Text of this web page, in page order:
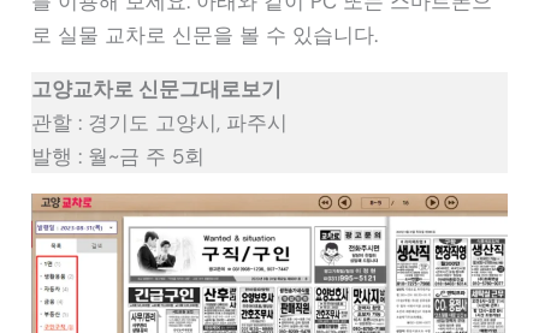
로 실물 교차로 신문을 볼 수 있습니다.
고양교차로 신문그대로보기
관할 : 경기도 고양시, 파주시
발행 : 월~금 주 5회